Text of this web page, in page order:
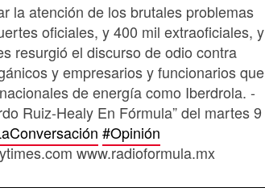
la atención de los brutales problemas
oficiales, y 400 mil extraoficiales, y
resurgió el discurso de odio contra
y empresarios y funcionarios que
de energía como Iberdrola. -
Ruiz-Healy En Fórmula” del martes 9
#Opinión
www.radioformula.mx